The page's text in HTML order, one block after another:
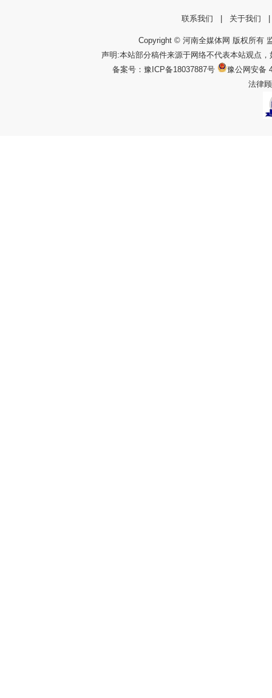
联系我们 关于我们
Copyright © 河南全媒体网 版权所有
声明:本站部分稿件来源于网络不代表本站观点
备案号： 豫ICP备18037887号
豫公网安备
法律